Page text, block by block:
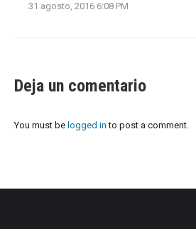
31 agosto, 2016 6:08 PM
Deja un comentario
You must be logged in to post a comment.